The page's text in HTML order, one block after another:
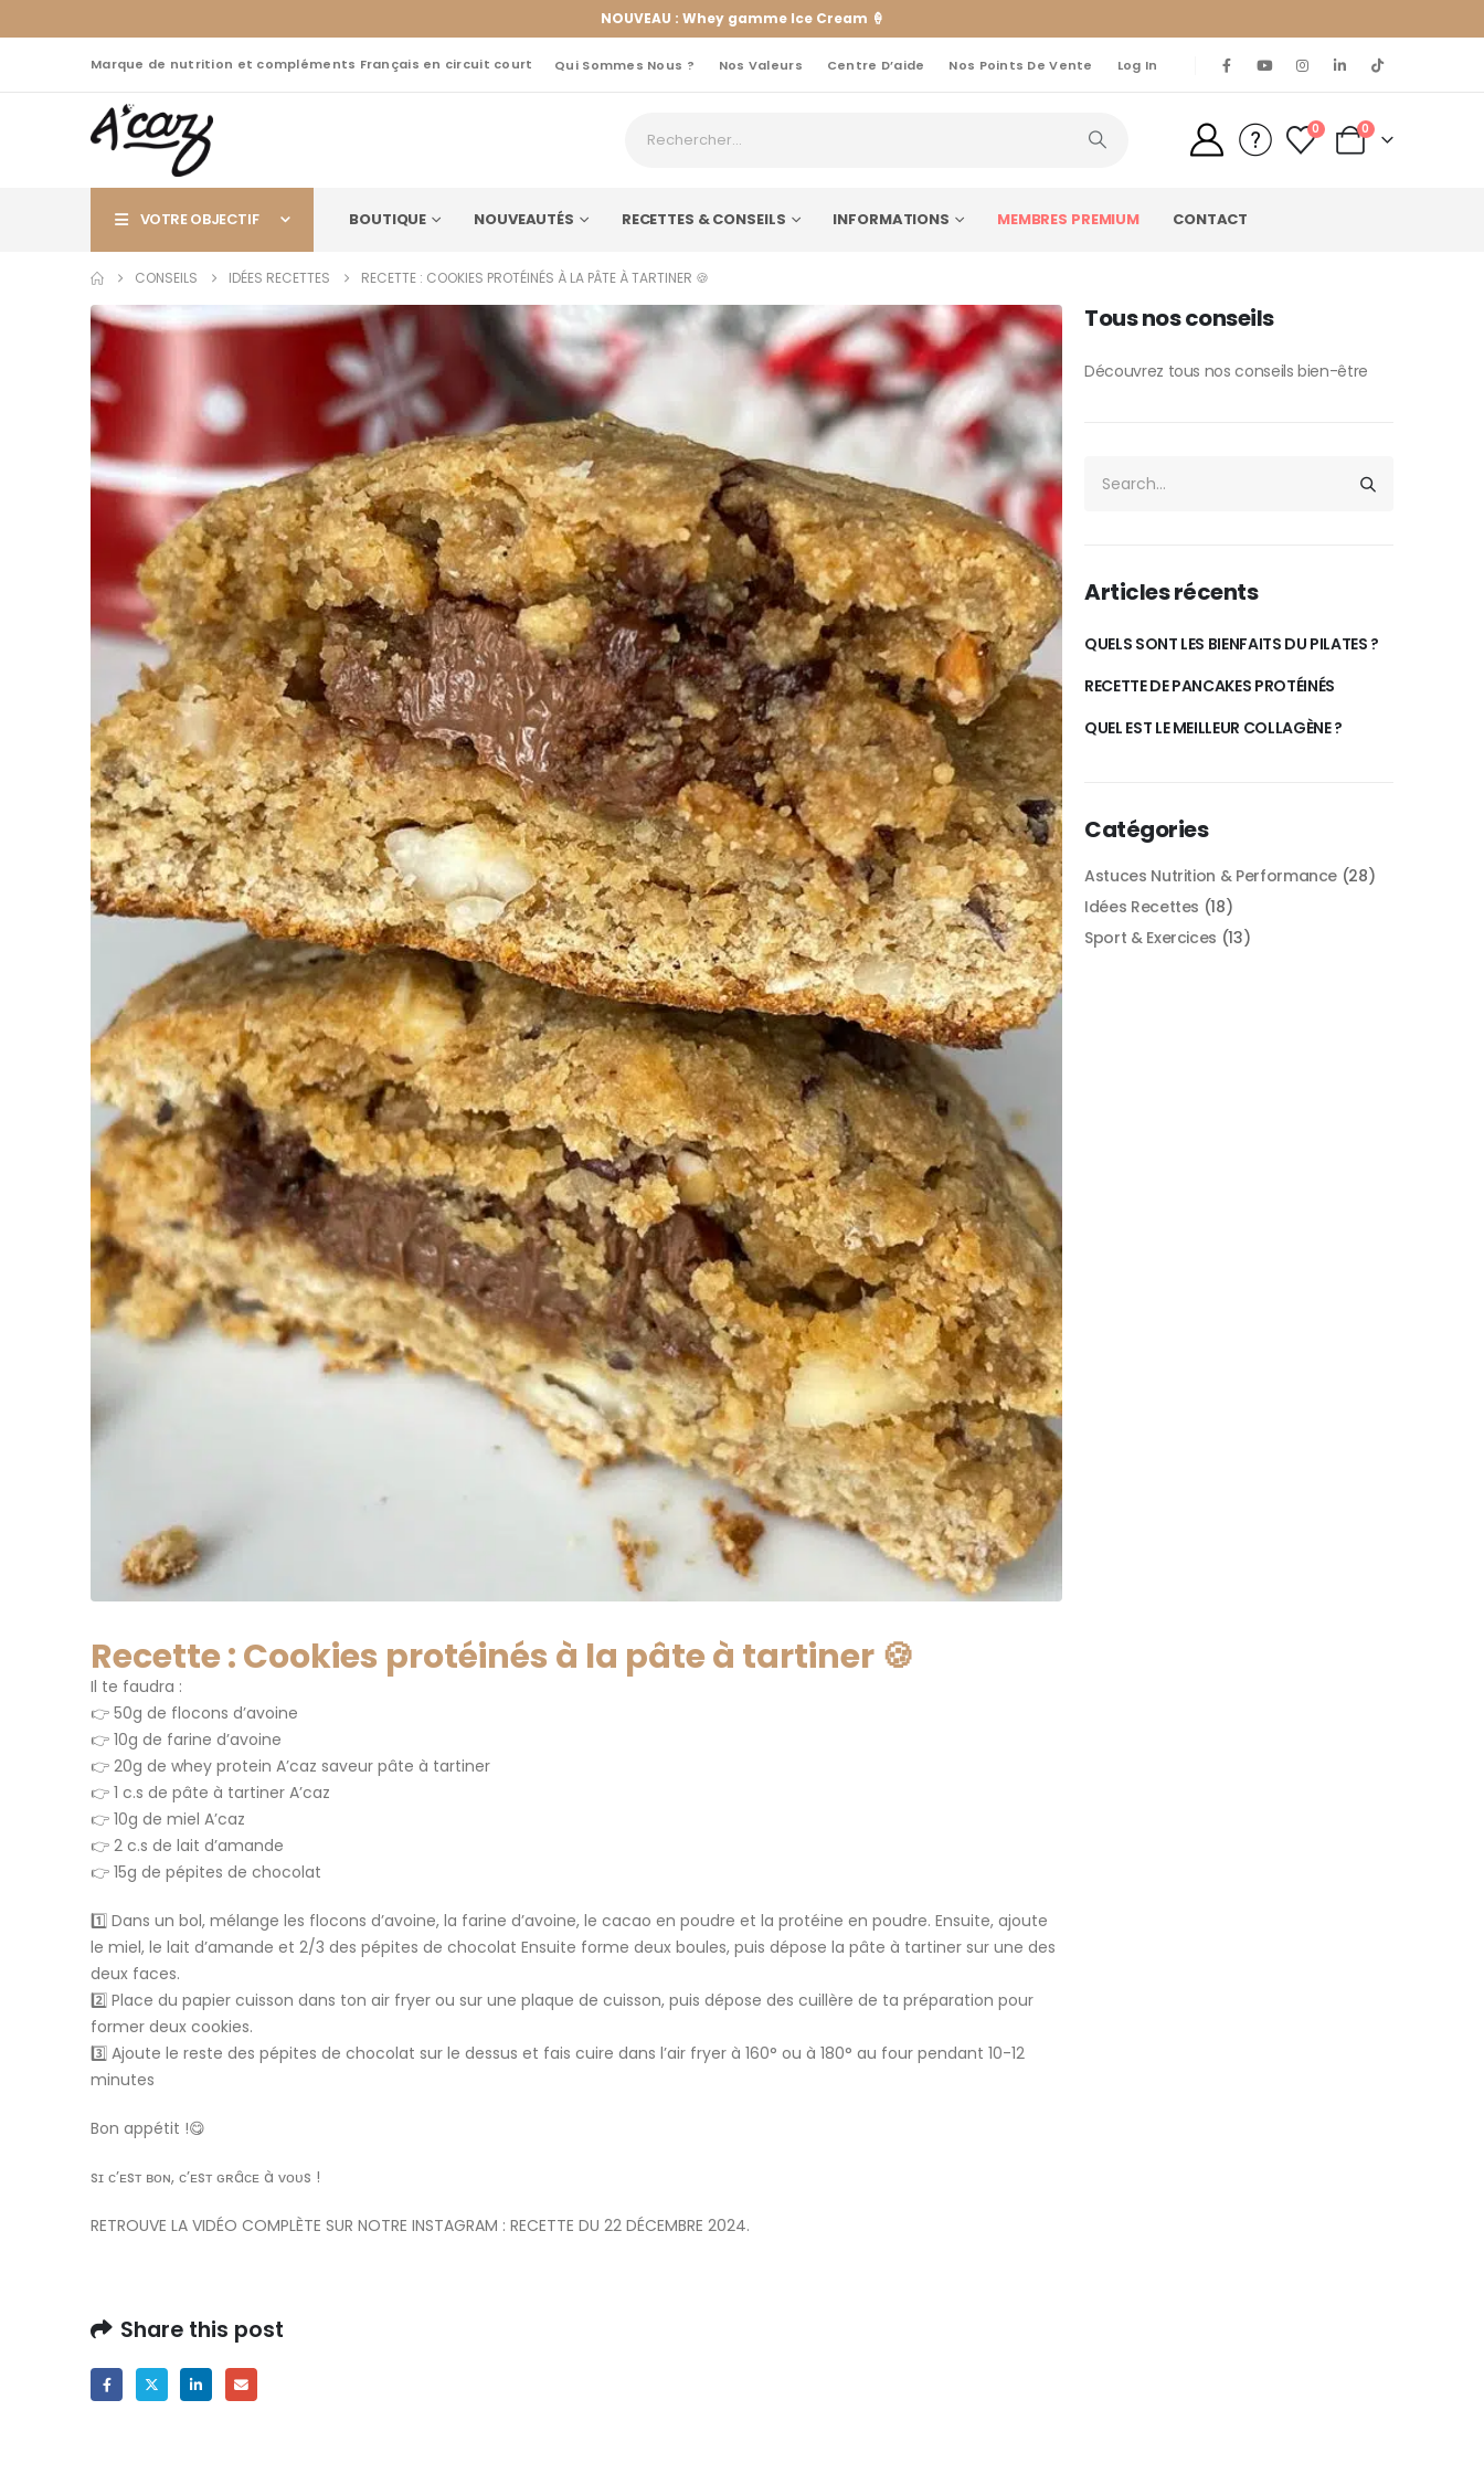
NOUVEAU : Whey gamme Ice Cream 🍦
Marque de nutrition et compléments Français en circuit court Qui Sommes Nous ? Nos Valeurs Centre D’aide Nos Points De Vente Log In
0 0
VOTRE OBJECTIF BOUTIQUE NOUVEAUTÉS RECETTES & CONSEILS INFORMATIONS MEMBRES PREMIUM CONTACT
CONSEILS IDÉES RECETTES RECETTE : COOKIES PROTÉINÉS À LA PÂTE À TARTINER 🍪
Recette : Cookies protéinés à la pâte à tartiner 🍪
Il te faudra :
👉 50g de flocons d’avoine
👉 10g de farine d’avoine
👉 20g de whey protein A’caz saveur pâte à tartiner
👉 1 c.s de pâte à tartiner A’caz
👉 10g de miel A’caz
👉 2 c.s de lait d’amande
👉 15g de pépites de chocolat
1️⃣ Dans un bol, mélange les flocons d’avoine, la farine d’avoine, le cacao en poudre et la protéine en poudre. Ensuite, ajoute
le miel, le lait d’amande et 2/3 des pépites de chocolat Ensuite forme deux boules, puis dépose la pâte à tartiner sur une des
deux faces.
2️⃣ Place du papier cuisson dans ton air fryer ou sur une plaque de cuisson, puis dépose des cuillère de ta préparation pour
former deux cookies.
3️⃣ Ajoute le reste des pépites de chocolat sur le dessus et fais cuire dans l’air fryer à 160° ou à 180° au four pendant 10-12
minutes
Bon appétit !😋
sɪ ᴄ’ᴇsᴛ ʙᴏɴ, ᴄ’ᴇsᴛ ɢʀâᴄᴇ à ᴠᴏᴜs !
RETROUVE LA VIDÉO COMPLÈTE SUR NOTRE INSTAGRAM : RECETTE DU 22 DÉCEMBRE 2024.
Share this post
Tous nos conseils
Découvrez tous nos conseils bien-être
Articles récents
QUELS SONT LES BIENFAITS DU PILATES ?
RECETTE DE PANCAKES PROTÉINÉS
QUEL EST LE MEILLEUR COLLAGÈNE ?
Catégories
Astuces Nutrition & Performance (28)
Idées Recettes (18)
Sport & Exercices (13)